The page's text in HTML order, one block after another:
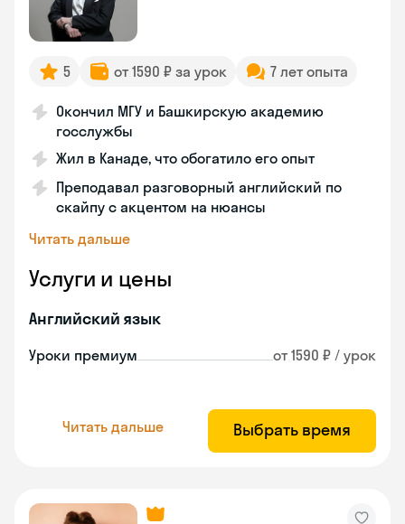
5 от 1590 ₽ за урок 7 лет опыта
Окончил МГУ и Башкирскую академию
госслужбы
Жил в Канаде, что обогатило его опыт
Преподавал разговорный английский по
скайпу с акцентом на нюансы
Читать дальше
Услуги и цены
Английский язык
Уроки премиум от 1590 ₽ / урок
Читать дальше Выбрать время